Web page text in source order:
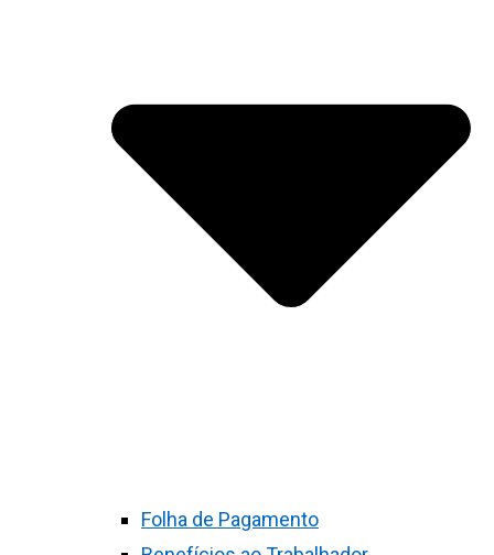
Folha de Pagamento